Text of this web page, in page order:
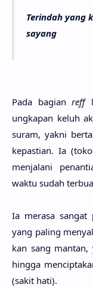
Terindah yang
sayang
Pada bagi­anreff
ungka­pan keluh
suram, yakni
kepasti­an. Ia
menjala­ni
waktu sudah
Ia mera­sa
yang paling
kan sang
hing­ga
(sakit hati).